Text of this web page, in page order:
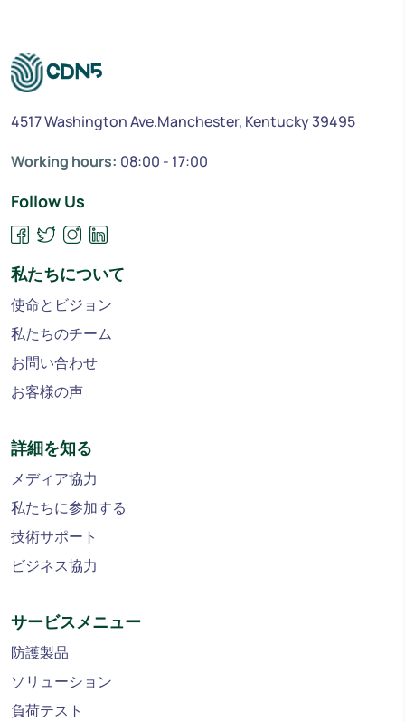
4517 Washington Ave.Manchester, Kentucky 39495
Working hours: 08:00 - 17:00
Follow Us
私たちについて
使命とビジョン
私たちのチーム
お問い合わせ
お客様の声
詳細を知る
メディア協力
私たちに参加する
技術サポート
ビジネス協力
サービスメニュー
防護製品
ソリューション
負荷テスト